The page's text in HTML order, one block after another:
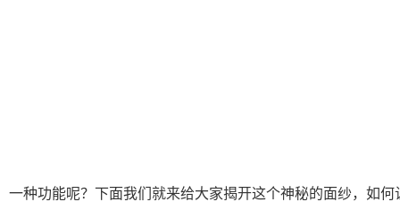
一种功能呢？下面我们就来给大家揭开这个神秘的面纱，如